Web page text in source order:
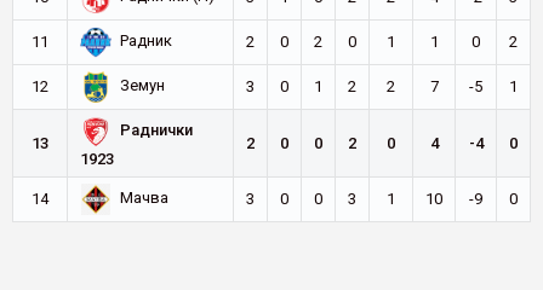
11 Радник 2 0 2 0 1 1 0 2
12 Земун 3 0 1 2 2 7 -5 1
13
Раднички
1923
2 0 0 2 0 4 -4 0
14 Мачва 3 0 0 3 1 10 -9 0